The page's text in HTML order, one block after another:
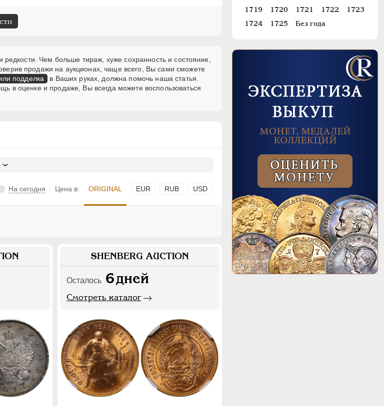
Чем больше тираж, хуже сохранность и состояние,
продажи на аукционах, чаще всего, Вы сами сможете
подделка
в Ваших руках, должна помочь наша статья.
в оценке и продаже, Вы всегда можете воспользоваться
На сегодня Цена в: ORIGINAL EUR RUB USD
SHENBERG AUCTION
Осталось 6дней
Смотреть каталог
1719
1720 1721 1722
1723
1724
1725 Без года